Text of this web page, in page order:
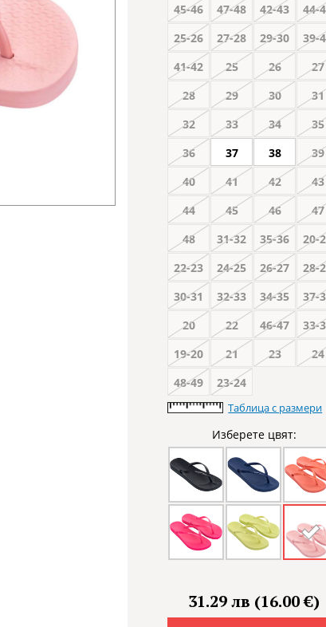
45-46
47-48 42-43
44-
25-26
27-28 29-30
39-
41-42
25 26
27
28
29 30
31
32
33 34
35
36
37 38
39
40
41 42
43
44
45 46
47
48
31-32 35-36
20-
22-23
24-25 26-27
28-
30-31
32-33 34-35
37-
20
22 46-47
33-
19-20
21 23
24
48-49
23-24
Таблица с размери
Изберете цвят:
31.29 лв (16.00 €)